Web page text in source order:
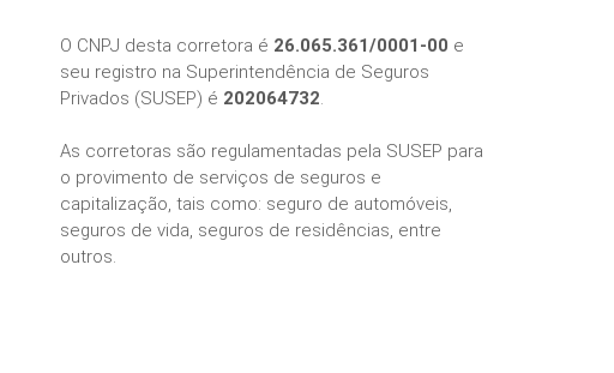
O CNPJ desta corretora é 26.065.361/0001-00 e
seu registro na Superintendência de Seguros
Privados (SUSEP) é 202064732.
As corretoras são regulamentadas pela SUSEP para
o provimento de serviços de seguros e
capitalização, tais como: seguro de automóveis,
seguros de vida, seguros de residências, entre
outros.